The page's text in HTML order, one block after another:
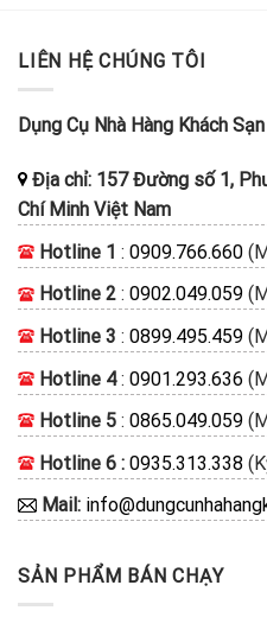
LIÊN HỆ CHÚNG TÔI
Dụng Cụ Nhà Hàng Khách
Địa chỉ: 157 Đường số 1,
Chí Minh Việt Nam
Hotline 1 : 0909.766.660
Hotline 2 : 0902.049.059
Hotline 3 : 0899.495.459
Hotline 4: 0901.293.636
Hotline 5 : 0865.049.059
Hotline 6 : 0935.313.338
Mail:
SẢN PHẨM BÁN CHẠY